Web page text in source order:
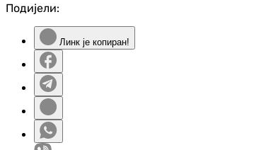
Подијели:
Линк је копиран!